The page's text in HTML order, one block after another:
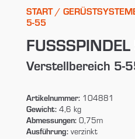
START/
-55
FUSSSPINDEL
Verstellbereich 5-
Artikelnummer:104881
Gewicht:4,6 kg
Abmessungen:0,75m
Ausführung:verzinkt